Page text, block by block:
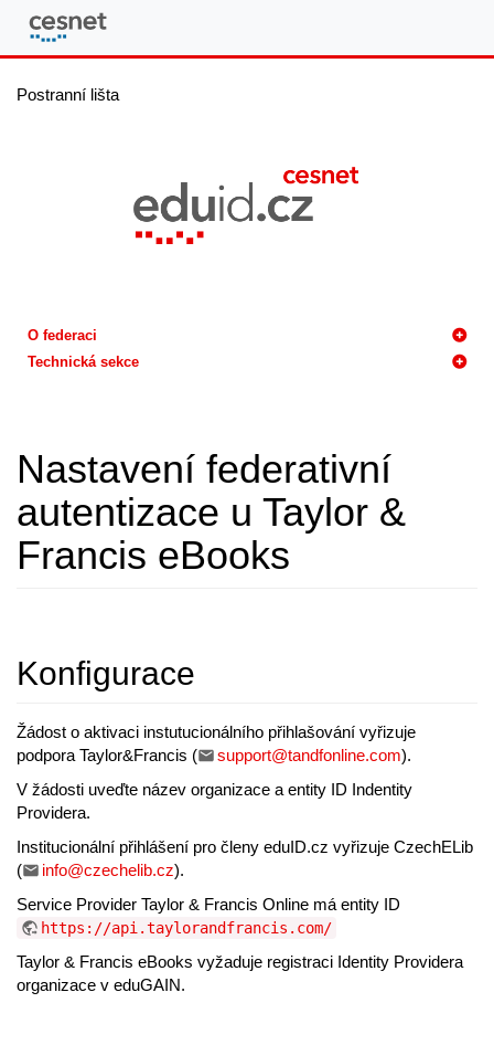
Postranní lišta
O federaci
Technická sekce
Nastavení federativní
autentizace u Taylor &
Francis eBooks
Konfigurace
Žádost o aktivaci instutucionálního přihlašování vyřizuje
podpora Taylor&Francis (
support@tandfonline.com).
V žádosti uveďte název organizace a entity ID Indentity
Providera.
Institucionální přihlášení pro členy eduID.cz vyřizuje CzechELib
(
info@czechelib.cz).
Service Provider Taylor & Francis Online má entity ID
https://api.taylorandfrancis.com/
Taylor & Francis eBooks vyžaduje registraci Identity Providera
organizace v eduGAIN.